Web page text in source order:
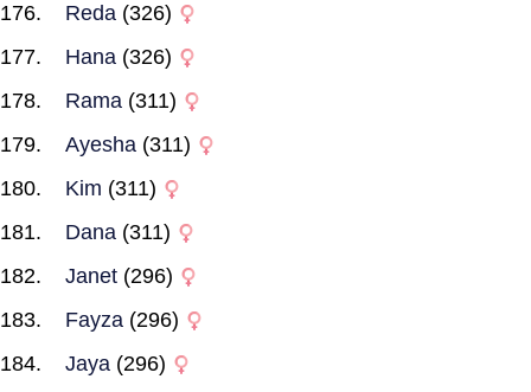
Reda (326)
Hana (326)
Rama (311)
Ayesha (311)
Kim (311)
Dana (311)
Janet (296)
Fayza (296)
Jaya (296)